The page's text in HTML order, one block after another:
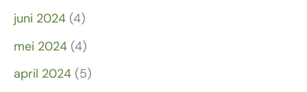
juni 2024 (4)
mei 2024 (4)
april 2024 (5)